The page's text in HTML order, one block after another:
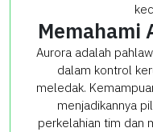
Memahami
Aurora adalah
dalam kontrol
meledak.
menjadikannya
perkelahian tim dan